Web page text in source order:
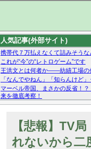
人気記事(外部サイト)
携帯代７万払えなくて詰みそう
これが“今”の“レトロゲーム”です
王洪文とは何者か——紡績工場の
「なんでやねん」「知らんけど
マーベル帝国、まさかの反省！
来を徹底考察！
【モー娘。石田亜佑美】ファー
【悲報】TV
れないから二